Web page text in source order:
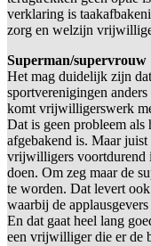
verklaring is
zorg en welzijn
Superman/supervrouw
Het mag duidelijk zijn
sportverenigingen
komt vrijwilligerswerk
Dat is geen probleem
afgebakend is. Maar
vrijwilligers voortdurend
doen. Om zeg maar de
te worden. Dat levert
waarbij de
En dat gaat heel lang
een vrijwilliger die er de